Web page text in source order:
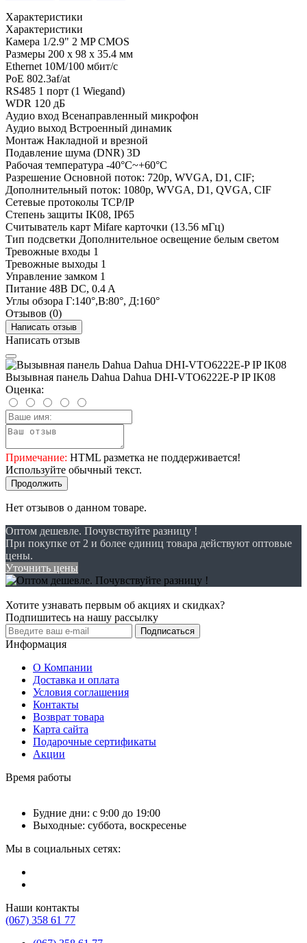
Характеристики
Характеристики
Камера 1/2.9" 2 MP CMOS
Размеры 200 x 98 x 35.4 мм
Ethernet 10M/100 мбит/с
PoE 802.3af/at
RS485 1 порт (1 Wiegand)
WDR 120 дБ
Аудио вход Всенаправленный микрофон
Аудио выход Встроенный динамик
Монтаж Накладной и врезной
Подавление шума (DNR) 3D
Рабочая температура -40°C~+60°C
Разрешение Основной поток: 720p, WVGA, D1, CIF;
Дополнительный поток: 1080p, WVGA, D1, QVGA, CIF
Сетевые протоколы TCP/IP
Степень защиты IK08, IP65
Считыватель карт Mifare карточки (13.56 мГц)
Тип подсветки Дополнительное освещение белым светом
Тревожные входы 1
Тревожные выходы 1
Управление замком 1
Питание 48В DC, 0.4 A
Углы обзора Г:140°,В:80°, Д:160°
Отзывов (0)
Написать отзыв
Написать отзыв
Вызывная панель Dahua Dahua DHI-VTO6222E-P IP IK08
Оценка:
Примечание: HTML разметка не поддерживается!
Используйте обычный текст.
Продолжить
Нет отзывов о данном товаре.
Оптом дешевле. Почувствуйте разницу !
При покупке от 2 и более единиц товара действуют оптовые
цены.
Уточнить цены
Хотите узнавать первым об акциях и скидках?
Подпишитесь на нашу рассылку
Подписаться
Информация
О Компании
Доставка и оплата
Условия соглашения
Контакты
Возврат товара
Карта сайта
Подарочные сертификаты
Акции
Время работы
Будние дни: с 9:00 до 19:00
Выходные: суббота, воскресенье
Мы в социальных сетях:
Наши контакты
(067) 358 61 77